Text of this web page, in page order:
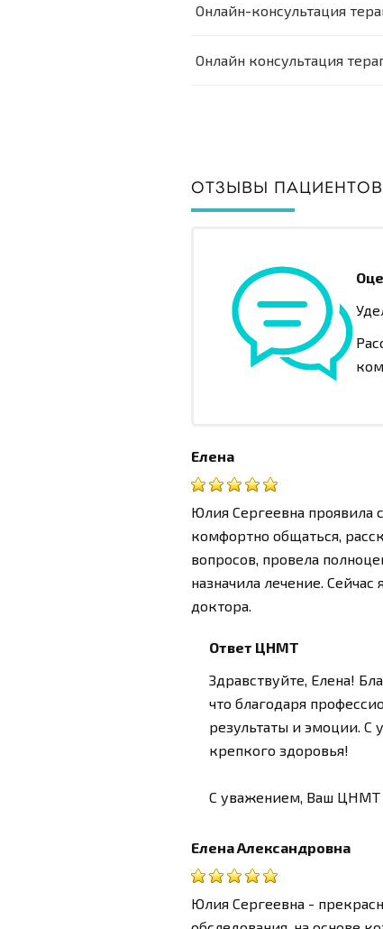
Онлайн-консультация
Онлайн консультация
ОТЗЫВЫ ПАЦИЕНТОВ
Елена
Юлия Сергеевна проявила
комфортно общаться,
вопросов, провела
назначила лечение.
доктора.
Ответ ЦНМТ
Здравствуйте, Елена!
что благодаря
результаты и эмоции. С
крепкого здоровья!
С уважением, Ваш ЦНМТ
Елена Александровна
Юлия Сергеевна -